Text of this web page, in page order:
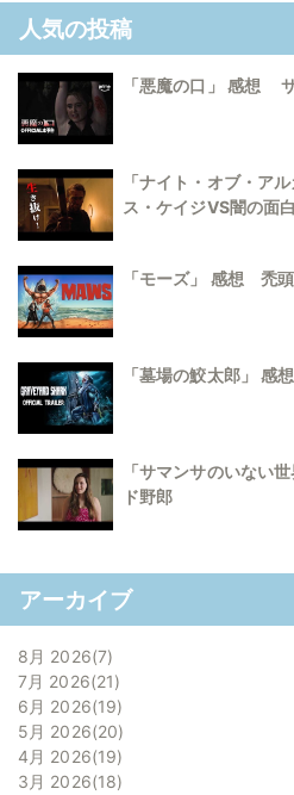
人気の投稿
「悪魔の口」 感想
「ナイト・オブ・
ス・ケイジVS闇の面
「モーズ」 感想 禿
「墓場の鮫太郎」
「サマンサのいない
ド野郎
アーカイブ
8月 2026 7
7月 2026 21
6月 2026 19
5月 2026 20
4月 2026 19
3月 2026 18